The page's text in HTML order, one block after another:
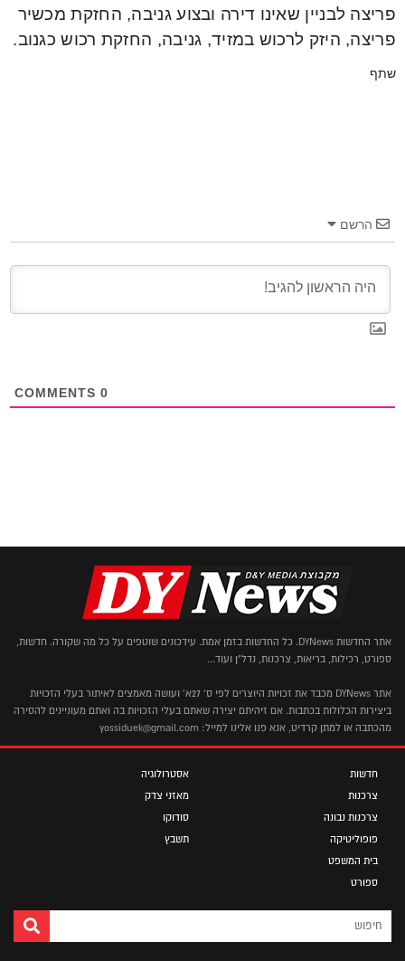
פריצה לבניין שאינו דירה ובצוע גניבה, החזקת מכשיר
פריצה, היזק לרכוש במזיד, גניבה, החזקת רכוש כגנוב.
שתף
הרשם
0
אתר החדשות DYNews. כל החדשות בזמן אמת. עידכונים שוטפים על כל מה שקורה. חדשות,
ספורט, רכילות, בריאות, צרכנות, נדל"ן ועוד...
אתר DYNews מכבד את זכויות היוצרים לפי ס' 27א' ועושה מאמצים לאיתור בעלי הזכויות
ביצירות הכלולות בכתבות. אם זיהיתם יצירה שאתם בעלי הזכויות בה ואתם מעוניינים להסירה
מהכתבה או למתן קרדיט, אנא פנו אלינו למייל: yossiduek@gmail.com
חדשות
צרכנות
צרכנות נבונה
פופוליטיקה
בית המשפט
ספורט
אסטרולוגיה
מאזני צדק
סודוקו
תשבץ